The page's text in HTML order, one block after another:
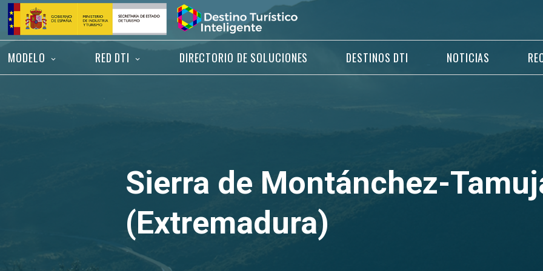
Saltar
contenido
Inicio
MODELO RED DTI DIRECTORIO DE SOLUCIONES DESTINOS DTI NOTICIAS
Sierra de Montánchez-
(Extremadura)